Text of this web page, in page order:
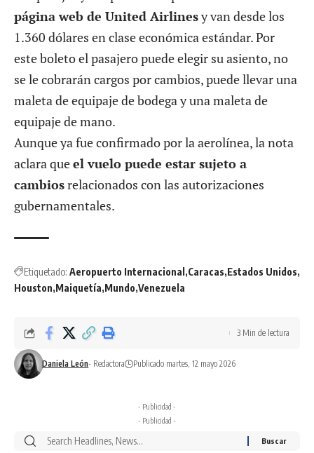
página web de United Airlinesy van desde los
1.360 dólares en clase económica estándar. Por
este boleto el pasajero puede elegir su asiento, no
se le cobrarán cargos por cambios, puede llevar una
maleta de equipaje de bodega y una maleta de
equipaje de mano.
Aunque ya fue confirmado por la aerolínea, la nota
aclara queel vuelo puede estar sujeto a
cambiosrelacionados con las autorizaciones
gubernamentales.
Etiquetado: Aeropuerto Internacional Caracas Estados Unidos
Houston Maiquetía Mundo Venezuela
Daniela León- Redactora Publicado martes, 12 mayo 2026
3 Min de lectura
- Publicidad -
- Publicidad -